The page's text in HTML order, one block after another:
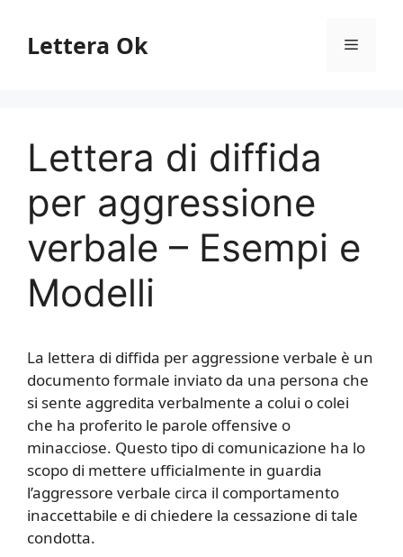
contenuto
Lettera Ok Menu
Lettera di diffida
per aggressione
verbale – Esempi e
Modelli
La lettera di diffida per aggressione verbale è un
documento formale inviato da una persona che
si sente aggredita verbalmente a colui o colei
che ha proferito le parole offensive o
minacciose. Questo tipo di comunicazione ha lo
scopo di mettere ufficialmente in guardia
l’aggressore verbale circa il comportamento
inaccettabile e di chiedere la cessazione di tale
condotta.